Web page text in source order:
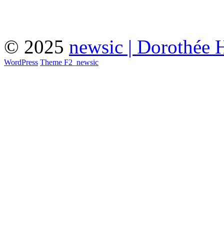
© 2025 newsic | Dorothée
WordPress Theme F2 newsic